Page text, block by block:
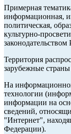
Примерная
информационная,
политическая,
культурно-
Территория
зарубежные страны
На
технологии
информации на
сведений,
"Интернет",
Федерации).